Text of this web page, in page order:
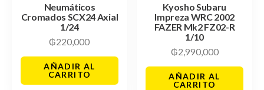
Neumáticos
Cromados SCX24 Axial
1/24
₲220,000
AÑADIR AL
CARRITO
Kyosho Subaru
Impreza WRC 2002
FAZER Mk2 FZ02-R
1/10
₲2,990,000
AÑADIR AL
CARRITO